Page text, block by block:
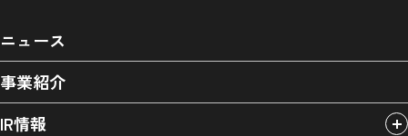
ニュース
事業紹介
IR情報